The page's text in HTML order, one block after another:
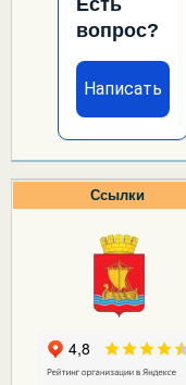
вопрос?
Написать
Ссылки